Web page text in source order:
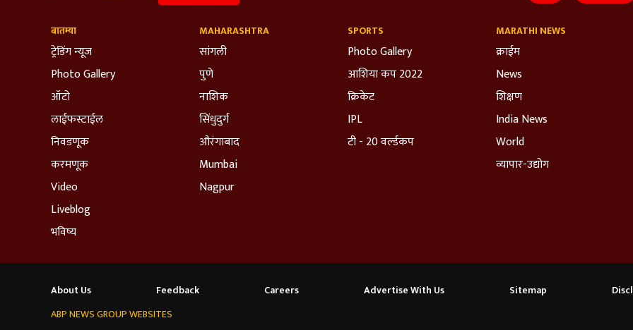
बातम्या
ट्रेडिंग न्यूज
Photo Gallery
ऑटो
लाईफस्टाईल
निवडणूक
करमणूक
Video
Liveblog
भविष्य
MAHARASHTRA
सांगली
पुणे
नाशिक
सिंधुदुर्ग
औरंगाबाद
Mumbai
Nagpur
SPORTS
Photo Gallery
आशिया कप 2022
क्रिकेट
IPL
टी - 20 वर्ल्डकप
MARATHI NEWS
क्राईम
News
शिक्षण
India News
World
व्यापार-उद्योग
About Us Feedback Careers Advertise With Us Sitemap
ABP NEWS GROUP WEBSITES